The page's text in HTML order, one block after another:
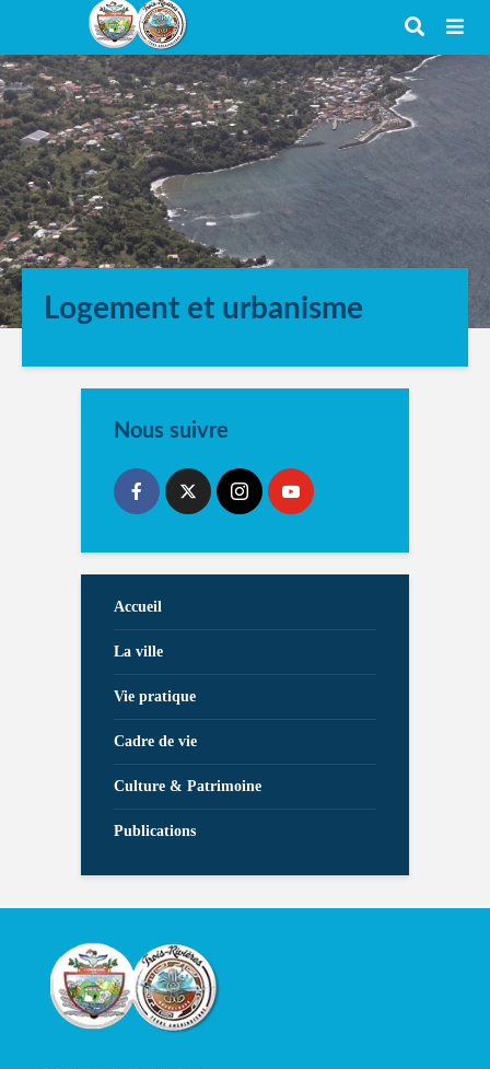
Logement et urbanisme
Nous suivre
Accueil
La ville
Vie pratique
Cadre de vie
Culture & Patrimoine
Publications